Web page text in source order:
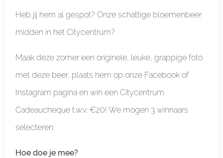
Heb jij hem al gespot? Onze schattige bloemenbeer
midden in het Citycentrum?
Maak deze zomer een originele, leuke, grappige foto
met deze beer, plaats hem op onze Facebook of
Instagram pagina en win een Citycentrum
Cadeaucheque t.w.v. €20! We mogen 3 winnaars
selecteren.
Hoe doe je mee?